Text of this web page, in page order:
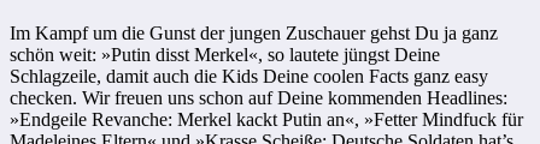
Im Kampf um die Gunst der jungen Zuschauer gehst Du ja ganz
schön weit: »Putin disst Merkel«, so lautete jüngst Deine
Schlagzeile, damit auch die Kids Deine coolen Facts ganz easy
checken. Wir freuen uns schon auf Deine kommenden Headlines:
»Endgeile Revanche: Merkel kackt Putin an«, »Fetter Mindfuck für